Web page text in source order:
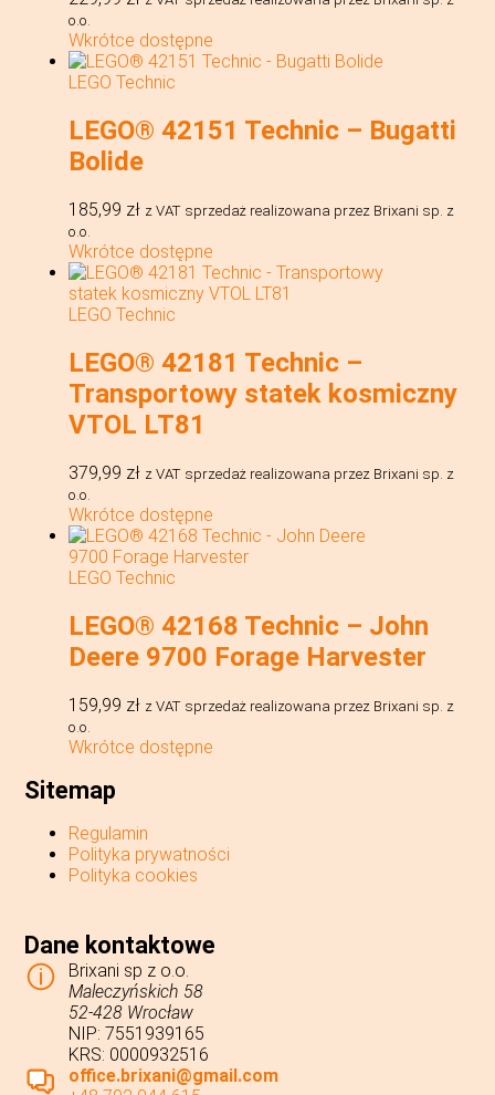
o.o.
Wkrótce dostępne
LEGO Technic
LEGO® 42151 Technic – Bugatti
Bolide
185,99 zł z VAT sprzedaż realizowana przez Brixani sp. z
o.o.
Wkrótce dostępne
LEGO Technic
LEGO® 42181 Technic –
Transportowy statek kosmiczny
VTOL LT81
379,99 zł z VAT sprzedaż realizowana przez Brixani sp. z
o.o.
Wkrótce dostępne
LEGO Technic
LEGO® 42168 Technic – John
Deere 9700 Forage Harvester
159,99 zł z VAT sprzedaż realizowana przez Brixani sp. z
o.o.
Wkrótce dostępne
Sitemap
Regulamin
Polityka prywatności
Polityka cookies
Dane kontaktowe
Brixani sp z o.o.
Maleczyńskich 58
52-428 Wrocław
NIP: 7551939165
KRS: 0000932516
office.brixani@gmail.com